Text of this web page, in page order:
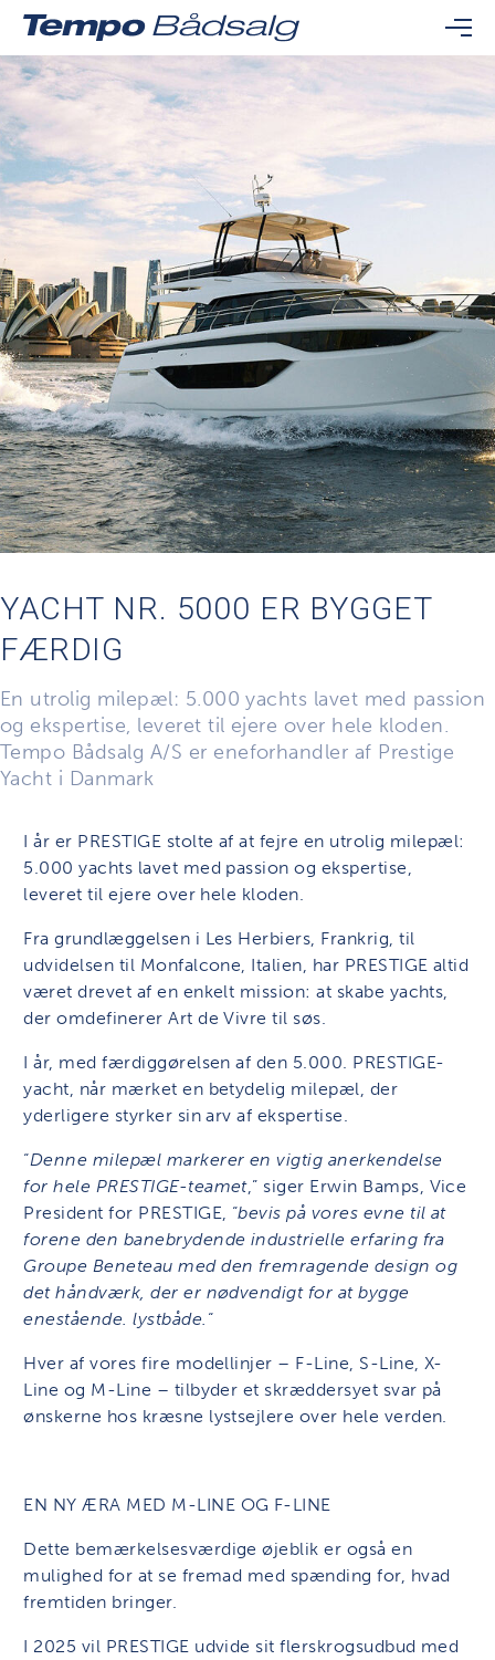
YACHT NR. 5000 ER BYGGET
FÆRDIG
En utrolig milepæl: 5.000 yachts lavet med passion
og ekspertise, leveret til ejere over hele kloden.
Tempo Bådsalg A/S er eneforhandler af Prestige
Yacht i Danmark
I år er PRESTIGE stolte af at fejre en utrolig milepæl:
5.000 yachts lavet med passion og ekspertise,
leveret til ejere over hele kloden.
Fra grundlæggelsen i Les Herbiers, Frankrig, til
udvidelsen til Monfalcone, Italien, har PRESTIGE altid
været drevet af en enkelt mission: at skabe yachts,
der omdefinerer Art de Vivre til søs.
I år, med færdiggørelsen af ​​den 5.000. PRESTIGE-
yacht, når mærket en betydelig milepæl, der
yderligere styrker sin arv af ekspertise.
“Denne milepæl markerer en vigtig anerkendelse
for hele PRESTIGE-teamet,” siger Erwin Bamps, Vice
President for PRESTIGE, “bevis på vores evne til at
forene den banebrydende industrielle erfaring fra
Groupe Beneteau med den fremragende design og
det håndværk, der er nødvendigt for at bygge
enestående. lystbåde. “
Hver af vores fire modellinjer – F-Line, S-Line, X-
Line og M-Line – tilbyder et skræddersyet svar på
ønskerne hos kræsne lystsejlere over hele verden.
EN NY ÆRA MED M-LINE OG F-LINE
Dette bemærkelsesværdige øjeblik er også en
mulighed for at se fremad med spænding for, hvad
fremtiden bringer.
I 2025 vil PRESTIGE udvide sit flerskrogsudbud med